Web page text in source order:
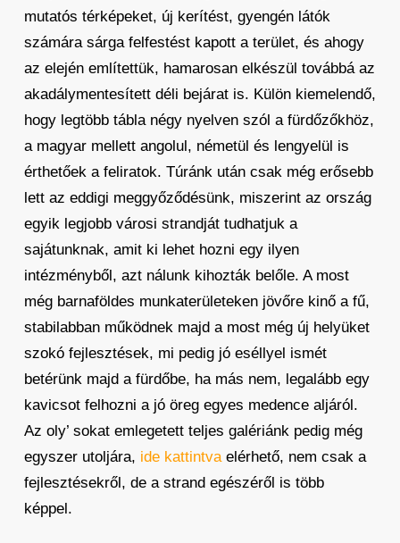
mutatós térképeket, új kerítést, gyengén látók
számára sárga felfestést kapott a terület, és ahogy
az elején említettük, hamarosan elkészül továbbá az
akadálymentesített déli bejárat is. Külön kiemelendő,
hogy legtöbb tábla négy nyelven szól a fürdőzőkhöz,
a magyar mellett angolul, németül és lengyelül is
érthetőek a feliratok. Túránk után csak még erősebb
lett az eddigi meggyőződésünk, miszerint az ország
egyik legjobb városi strandját tudhatjuk a
sajátunknak, amit ki lehet hozni egy ilyen
intézményből, azt nálunk kihozták belőle. A most
még barnaföldes munkaterületeken jövőre kinő a fű,
stabilabban működnek majd a most még új helyüket
szokó fejlesztések, mi pedig jó eséllyel ismét
betérünk majd a fürdőbe, ha más nem, legalább egy
kavicsot felhozni a jó öreg egyes medence aljáról.
Az oly’ sokat emlegetett teljes galériánk pedig még
egyszer utoljára, ide kattintvaelérhető, nem csak a
fejlesztésekről, de a strand egészéről is több
képpel.